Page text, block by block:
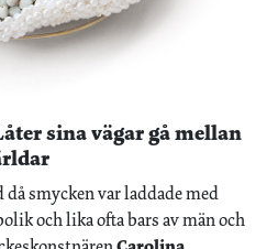
sina vägar gå mellan
då smycken var laddade med
och lika ofta bars av män och